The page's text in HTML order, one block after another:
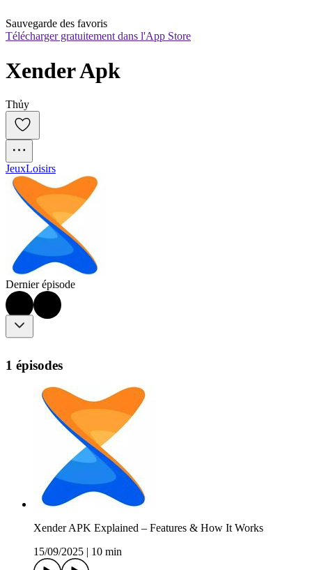
Sauvegarde des favoris
Télécharger gratuitement dans l'App Store
Xender Apk
Thủy
JeuxLoisirs
Dernier épisode
1 épisodes
Xender APK Explained – Features & How It Works
15/09/2025
10 min